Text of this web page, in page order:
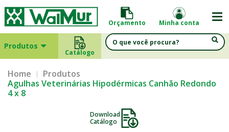
Orçamento Minha conta
Produtos
Catálogo
Home
Produtos
Agulhas Veterinárias Hipodérmicas Canhão Redondo
4 x 8
Download
Catálogo